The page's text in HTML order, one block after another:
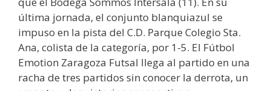
última jornada, el conjunto blanquiazul se
impuso en la pista del C.D. Parque Colegio Sta.
Ana, colista de la categoría, por 1-5. El Fútbol
Emotion Zaragoza Futsal llega al partido en una
racha de tres partidos sin conocer la derrota, un